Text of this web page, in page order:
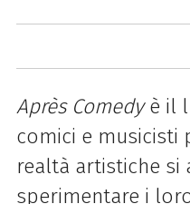
Après Comedyè il
comici e musicisti
realtà artistiche si
sperimentare i